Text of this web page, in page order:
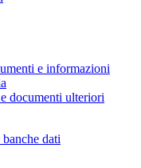
e informazioni
documenti ulteriori
dati